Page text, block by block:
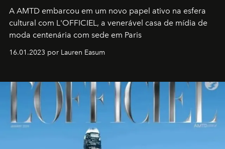
A AMTD embarcou em um novo papel ativo na esfera
cultural com L'OFFICIEL, a venerável casa de mídia de
moda centenária com sede em Paris
16.01.2023 por Lauren Easum